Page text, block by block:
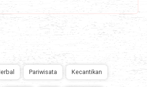
Pariwisata Kecantikan